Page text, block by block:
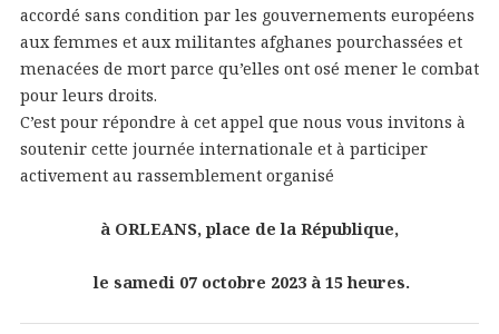
accordé sans condition par les gouvernements européens
aux femmes et aux militantes afghanes pourchassées et
menacées de mort parce qu’elles ont osé mener le combat
pour leurs droits.
C’est pour répondre à cet appel que nous vous invitons à
soutenir cette journée internationale et à participer
activement au rassemblement organisé
à ORLEANS, place de la République,
le samedi 07 octobre 2023 à 15 heures.